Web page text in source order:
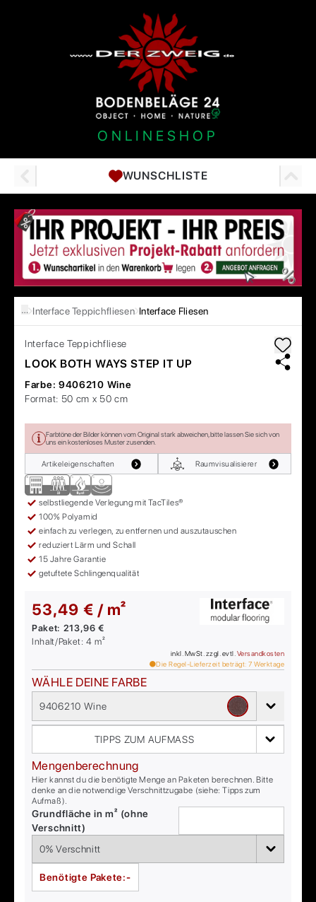
ONLINESHOP
WUNSCHLISTE
… Interface Teppichfliesen Interface Fliesen
Interface Teppichfliese
LOOK BOTH WAYS STEP IT UP
Farbe: 9406210 Wine
Format: 50 cm x 50 cm
Farbtöne der Bilder können vom Original stark abweichen, bitte lassen Sie sich von
uns ein kostenloses Muster zusenden.
Artikeleigenschaften Raumvisualisierer
selbstliegende Verlegung mit TacTiles®
100% Polyamid
einfach zu verlegen, zu entfernen und auszutauschen
reduziert Lärm und Schall
15 Jahre Garantie
getuftete Schlingenqualität
53,49 € / m²
Paket: 213,96 €
Inhalt/Paket:4 m²
inkl. MwSt. zzgl. evtl. Versandkosten
Die Regel-Lieferzeit beträgt: 7 Werktage
WÄHLE DEINE FARBE
9406210 Wine
TIPPS ZUM AUFMASS
Mengenberechnung
Hier kannst du die benötigte Menge an Paketen berechnen. Bitte
denke an die notwendige Verschnittzugabe (siehe: Tipps zum
Aufmaß).
Grundfläche in m² (ohne
Verschnitt)
Benötigte Pakete:-